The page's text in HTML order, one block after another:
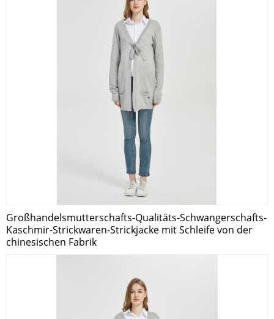
Großhandelsmutterschafts-Qualitäts-Schwangerschafts-
Kaschmir-Strickwaren-Strickjacke mit Schleife von der
chinesischen Fabrik